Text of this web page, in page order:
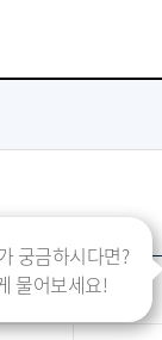
궁금하시다면?
물어보세요!